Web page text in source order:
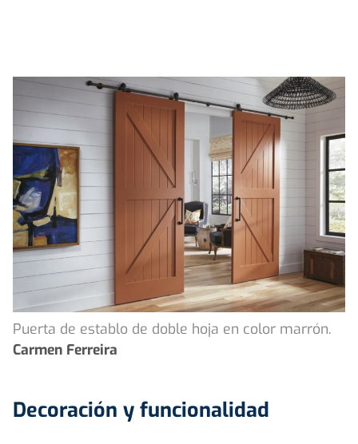
Puerta de establo de doble hoja en color marrón.
Carmen Ferreira
Decoración y funcionalidad